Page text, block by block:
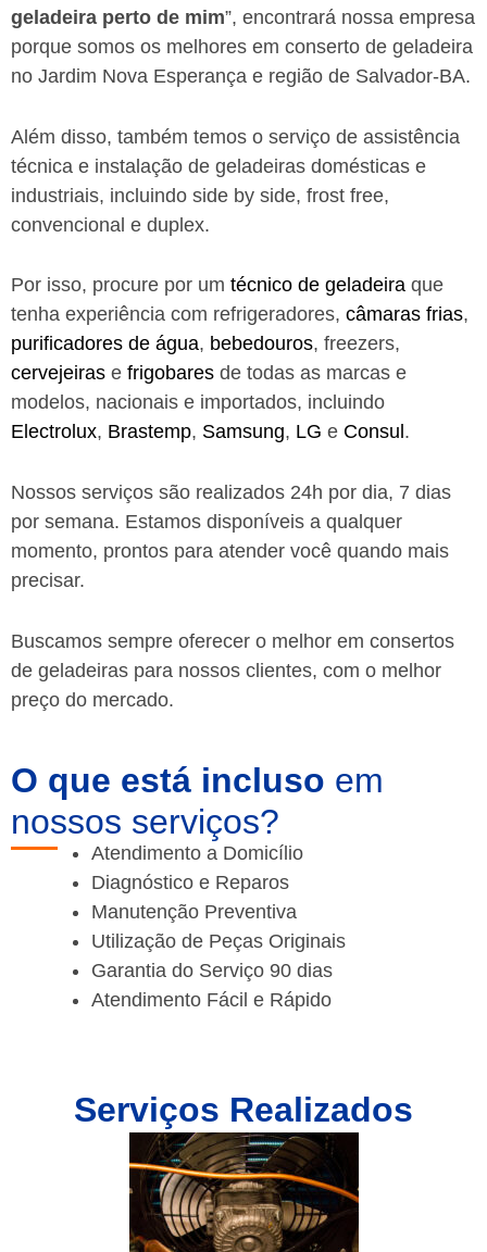
geladeira perto de mim”, encontrará nossa empresa
porque somos os melhores em conserto de geladeira
no Jardim Nova Esperança e região de Salvador-BA.
Além disso, também temos o serviço de assistência
técnica e instalação de geladeiras domésticas e
industriais, incluindo side by side, frost free,
convencional e duplex.
Por isso, procure por um técnico de geladeira que
tenha experiência com refrigeradores, câmaras frias,
purificadores de água, bebedouros, freezers,
cervejeiras e frigobares de todas as marcas e
modelos, nacionais e importados, incluindo
Electrolux, Brastemp, Samsung, LG e Consul .
Nossos serviços são realizados 24h por dia, 7 dias
por semana. Estamos disponíveis a qualquer
momento, prontos para atender você quando mais
precisar.
Buscamos sempre oferecer o melhor em consertos
de geladeiras para nossos clientes, com o melhor
preço do mercado.
O que está incluso em
nossos serviços?
Atendimento a Domicílio
Diagnóstico e Reparos
Manutenção Preventiva
Utilização de Peças Originais
Garantia do Serviço 90 dias
Atendimento Fácil e Rápido
Serviços Realizados